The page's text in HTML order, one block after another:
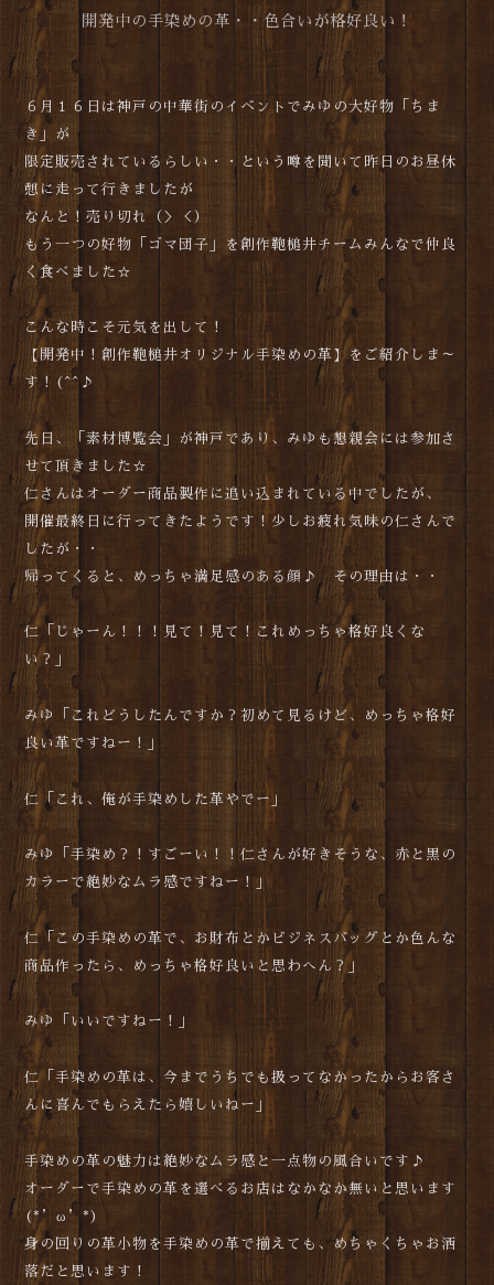
開発中の手染めの革・・色合いが格好良い！
６月１６日は神戸の中華街のイベントでみゆの大好物「ちま
き」が
限定販売されているらしい・・という噂を聞いて昨日のお昼休
憩に走って行きましたが
なんと！売り切れ（＞＜）
もう一つの好物「ゴマ団子」を創作鞄槌井チームみんなで仲良
く食べました☆
こんな時こそ元気を出して！
【開発中！創作鞄槌井オリジナル手染めの革】をご紹介しま～
す！(^^♪
先日、「素材博覧会」が神戸であり、みゆも懇親会には参加さ
せて頂きました☆
仁さんはオーダー商品製作に追い込まれている中でしたが、
開催最終日に行ってきたようです！少しお疲れ気味の仁さんで
したが・・
帰ってくると、めっちゃ満足感のある顔♪ その理由は・・
仁「じゃーん！！！見て！見て！これめっちゃ格好良くな
い？」
みゆ「これどうしたんですか？初めて見るけど、めっちゃ格好
良い革ですねー！」
仁「これ、俺が手染めした革やでー」
みゆ「手染め？！すごーい！！仁さんが好きそうな、赤と黒の
カラーで絶妙なムラ感ですねー！」
仁「この手染めの革で、お財布とかビジネスバッグとか色んな
商品作ったら、めっちゃ格好良いと思わへん？」
みゆ「いいですねー！」
仁「手染めの革は、今までうちでも扱ってなかったからお客さ
んに喜んでもらえたら嬉しいねー」
手染めの革の魅力は絶妙なムラ感と一点物の風合いです♪
オーダーで手染めの革を選べるお店はなかなか無いと思います
(*’ω’*)
身の回りの革小物を手染めの革で揃えても、めちゃくちゃお洒
落だと思います！